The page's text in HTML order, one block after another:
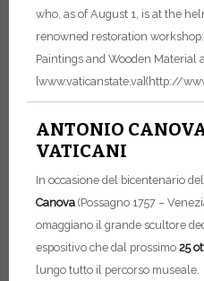
who, as of August 1, is at the
renowned restoration
Paintings and Wooden Material
[www.vaticanstate.va](http://
ANTONIO
VATICANI
In occasione del bicentenario
Canova (Possagno 1757 –
omaggiano il grande scultore
espositivo che dal prossimo 25
lungo tutto il percorso museale.